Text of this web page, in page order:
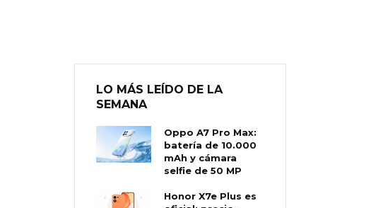
LO MÁS LEÍDO DE LA
SEMANA
Oppo A7 Pro Max:
batería de 10.000
mAh y cámara
selfie de 50 MP
Honor X7e Plus es